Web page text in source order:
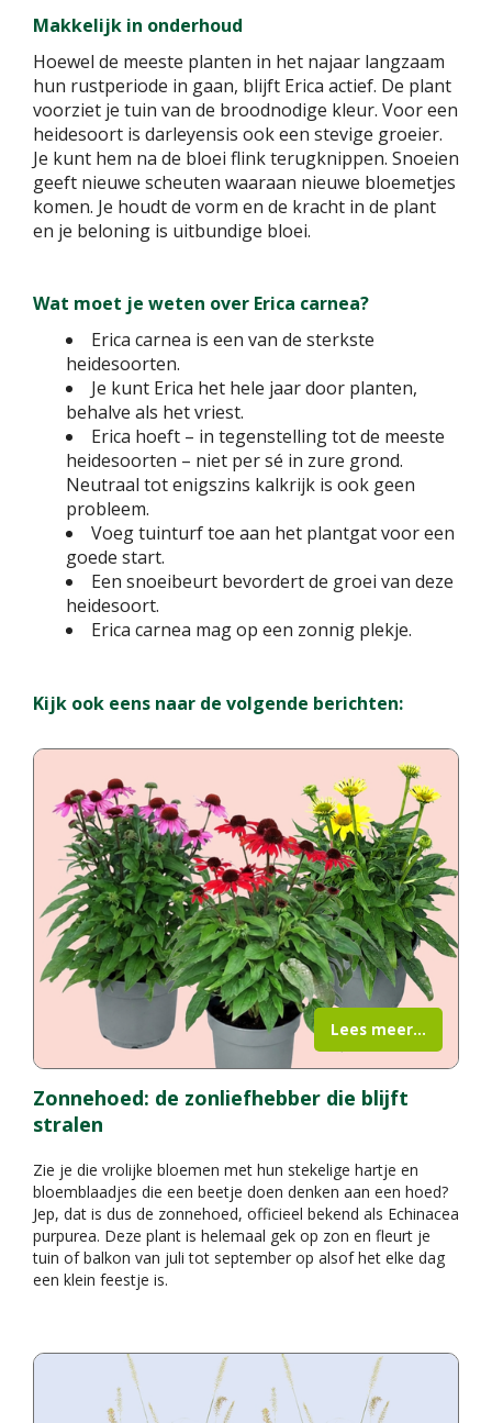
Makkelijk in onderhoud
Hoewel de meeste planten in het najaar langzaam
hun rustperiode in gaan, blijft Erica actief. De plant
voorziet je tuin van de broodnodige kleur. Voor een
heidesoort is darleyensis ook een stevige groeier.
Je kunt hem na de bloei flink terugknippen. Snoeien
geeft nieuwe scheuten waaraan nieuwe bloemetjes
komen. Je houdt de vorm en de kracht in de plant
en je beloning is uitbundige bloei.
Wat moet je weten over Erica carnea?
Erica carnea is een van de sterkste
heidesoorten.
Je kunt Erica het hele jaar door planten,
behalve als het vriest.
Erica hoeft – in tegenstelling tot de meeste
heidesoorten – niet per sé in zure grond.
Neutraal tot enigszins kalkrijk is ook geen
probleem.
Voeg tuinturf toe aan het plantgat voor een
goede start.
Een snoeibeurt bevordert de groei van deze
heidesoort.
Erica carnea mag op een zonnig plekje.
Kijk ook eens naar de volgende berichten:
Zonnehoed: de zonliefhebber die blijft
stralen
Zie je die vrolijke bloemen met hun stekelige hartje en
bloemblaadjes die een beetje doen denken aan een hoed?
Jep, dat is dus de zonnehoed, officieel bekend als Echinacea
purpurea. Deze plant is helemaal gek op zon en fleurt je
tuin of balkon van juli tot september op alsof het elke dag
een klein feestje is.
Lees meer...